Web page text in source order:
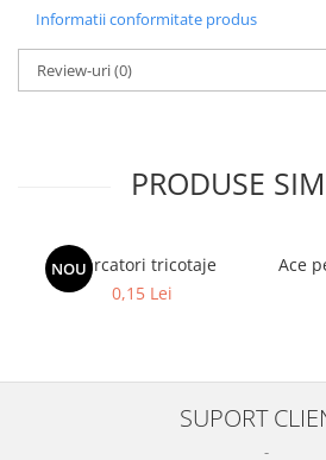
Informatii conformitate produs
Review-uri(0)
PRODUSE
NOUMarcatori tricotaje
0,15 Lei
Ace
SUPORT
-